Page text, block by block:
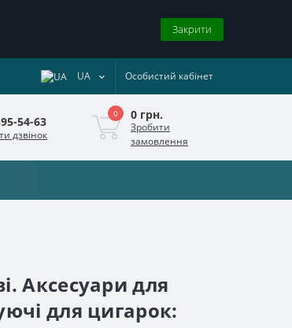
Закрити
UA Особистий кабінет
54-63
дзвінок
0 0 грн.
Зробити
замовлення
Аксесуари для
для цигарок: